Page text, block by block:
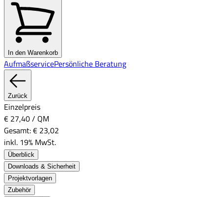
In den Warenkorb
AufmaßservicePersönliche Beratung
Zurück
Einzelpreis
€ 27,40/ QM
Gesamt:€ 23,02
inkl. 19% MwSt.
Überblick
Downloads & Sicherheit
Projektvorlagen
Zubehör